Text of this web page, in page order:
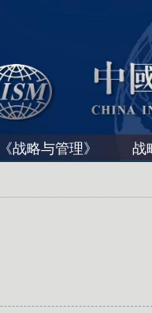
《战略与管理》 战